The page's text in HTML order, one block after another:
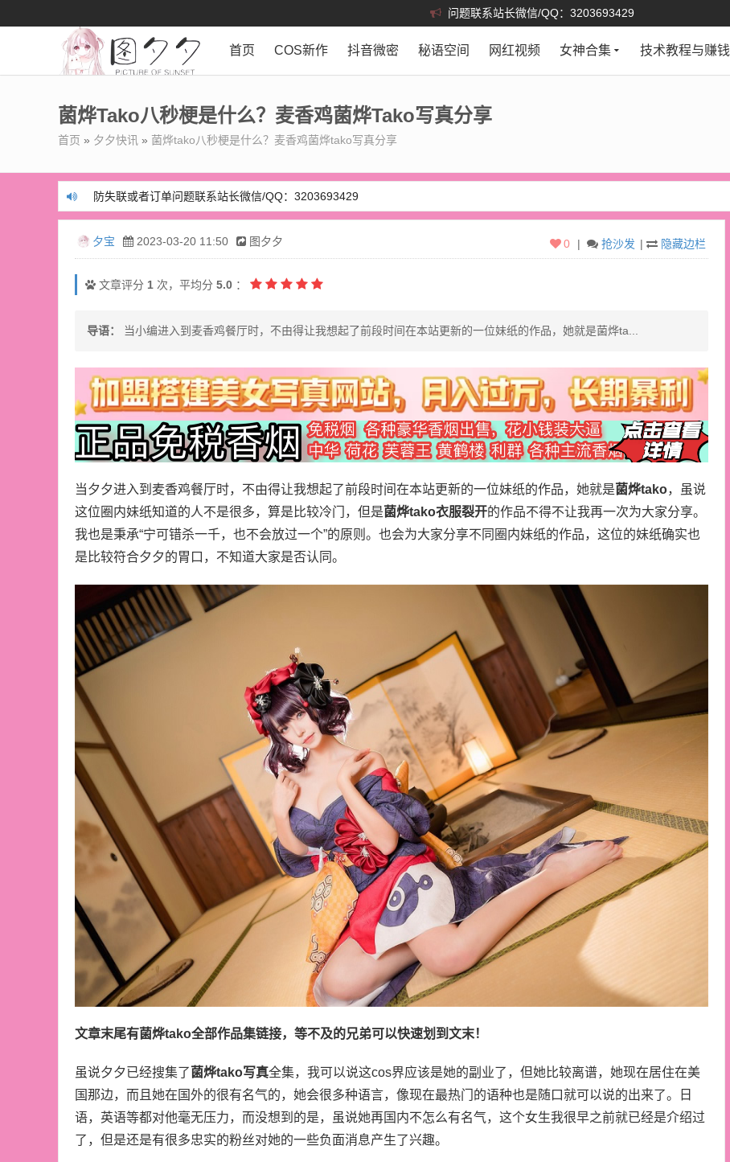
问题联系站长微信/QQ：3203693429
首页 COS新作 抖音微密 秘语空间 网红视频 女神合集 技术教程与赚钱
菌烨tako八秒梗是什么？麦香鸡菌烨tako写真分享
首页 » 夕夕快讯 » 菌烨tako八秒梗是什么？麦香鸡菌烨tako写真分享
防失联或者订单问题联系站长微信/QQ：3203693429
防失联或者订单问题联系站长微信/QQ：3203693429
夕宝 2023-03-20 11:50 图夕夕 | 隐藏边栏
| 抢沙发
0
文章评分 1 次，平均分 5.0 ：
导语： 当小编进入到麦香鸡餐厅时，不由得让我想起了前段时间在本站更新的一位妹纸的作品，她就是菌烨ta...
当夕夕进入到麦香鸡餐厅时，不由得让我想起了前段时间在本站更新的一位妹纸的作品，她就是菌烨tako，虽说
这位圈内妹纸知道的人不是很多，算是比较冷门，但是菌烨tako衣服裂开的作品不得不让我再一次为大家分享。
我也是秉承“宁可错杀一千，也不会放过一个”的原则。也会为大家分享不同圈内妹纸的作品，这位的妹纸确实也
是比较符合夕夕的胃口，不知道大家是否认同。
文章末尾有菌烨tako全部作品集链接，等不及的兄弟可以快速划到文末！
虽说夕夕已经搜集了 菌烨tako写真全集，我可以说这cos界应该是她的副业了，但她比较离谱，她现在居住在美
国那边，而且她在国外的很有名气的，她会很多种语言，像现在最热门的语种也是随口就可以说的出来了。日
语，英语等都对他毫无压力，而没想到的是，虽说她再国内不怎么有名气，这个女生我很早之前就已经是介绍过
了，但是还是有很多忠实的粉丝对她的一些负面消息产生了兴趣。